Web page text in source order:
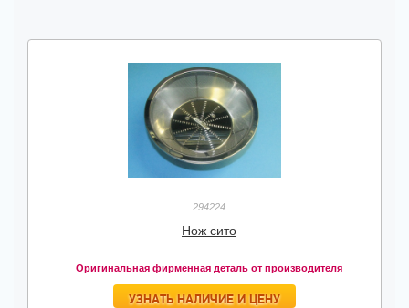
294224
Нож сито
Оригинальная фирменная деталь от производителя
УЗНАТЬ НАЛИЧИЕ И ЦЕНУ